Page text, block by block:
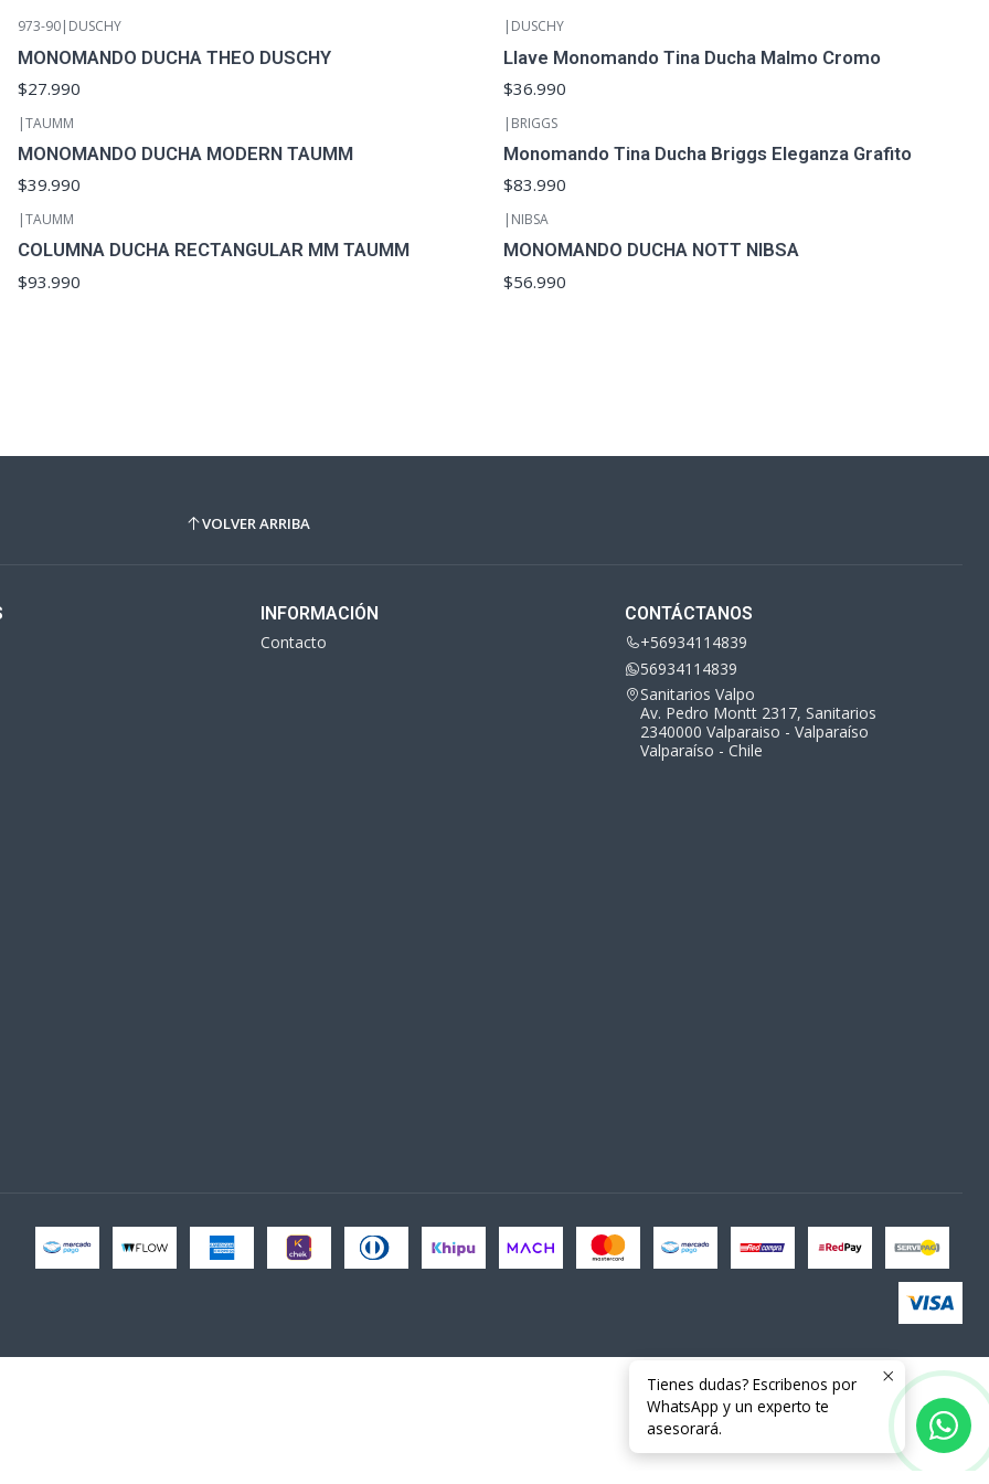
973-90| DUSCHY
MONOMANDO DUCHA THEO DUSCHY
$27.990
DUSCHY
Llave Monomando Tina Ducha Malmo Cromo
$36.990
|TAUMM
MONOMANDO DUCHA MODERN TAUMM
$39.990
| BRIGGS
Monomando Tina Ducha Briggs Eleganza Grafito
$83.990
|TAUMM
COLUMNA DUCHA RECTANGULAR MM TAUMM
$93.990
| NIBSA
MONOMANDO DUCHA NOTT NIBSA
$56.990
VOLVER ARRIBA
INFORMACIÓN
Contacto
CONTÁCTANOS
+56934114839
56934114839
Sanitarios Valpo
Av. Pedro Montt 2317, Sanitarios
2340000 Valparaiso - Valparaíso
Valparaíso - Chile
Tienes dudas? Escribenos por
WhatsApp y un experto te
asesorará.